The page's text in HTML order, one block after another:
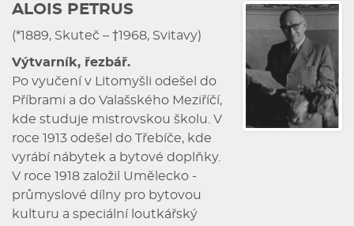
ALOIS PETRUS
(*1889, Skuteč – †1968, Svitavy)
Výtvarník, řezbář.
Po vyučení v Litomyšli odešel do
Příbrami a do Valašského Meziříčí,
kde studuje mistrovskou školu. V
roce 1913 odešel do Třebíče, kde
vyrábí nábytek a bytové doplňky.
V roce 1918 založil Umělecko -
průmyslové dílny pro bytovou
kulturu a speciální loutkářský